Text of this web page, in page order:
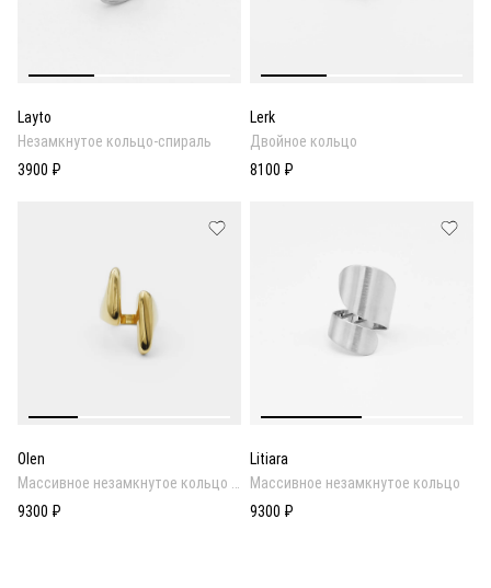
Layto
Незамкнутое кольцо-спираль
3900 ₽
Lerk
Двойное кольцо
8100 ₽
Olen
Массивное незамкнутое кольцо в
золотом покрытии
9300 ₽
Litiara
Массивное незамкнутое кольцо
9300 ₽